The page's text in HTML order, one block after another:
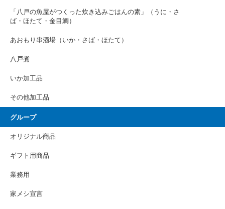
「八戸の魚屋がつくった炊き込みごはんの素」（うに・さ
ば・ほたて・金目鯛）
あおもり串酒場（いか・さば・ほたて）
八戸煮
いか加工品
その他加工品
グループ
オリジナル商品
ギフト用商品
業務用
家メシ宣言